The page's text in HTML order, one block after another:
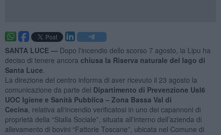
SANTA LUCE — Dopo l'incendio dello scorso 7 agosto, la Lipu ha
deciso di tenere ancora chiusa la Riserva naturale del lago di
Santa Luce
La direzione del centro informa di aver ricevuto il 23 agosto la
comunicazione da parte del Dipartimento di Prevenzione Usl6
UOC Igiene e Sanità Pubblica – Zona Bassa Val di
Cecina , relativa all‘incendio verificatosi in uno dei capannoni di
proprietà della “Stalla Sociale”, situata all’interno dell’azienda di
allevamento di bovini “Fattorie Toscane”, ubicata nel Comune di